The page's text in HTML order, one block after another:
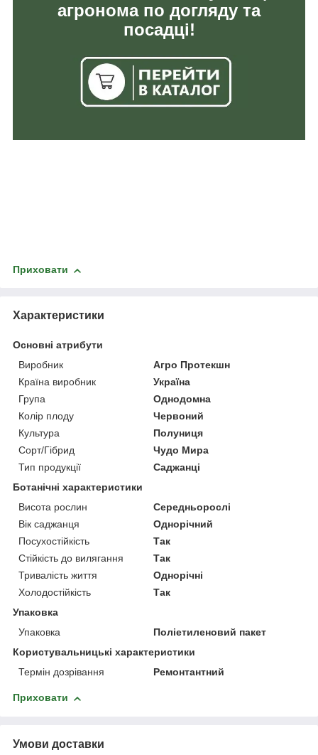
агронома по догляду та
посадці!
Приховати
Характеристики
Основні атрибути
Виробник
Агро Протекшн
Країна виробник
Україна
Група
Однодомна
Колір плоду
Червоний
Культура
Полуниця
Сорт/Гібрид
Чудо Мира
Тип продукції
Саджанці
Ботанічні характеристики
Висота рослин
Середньорослі
Вік саджанця
Однорічний
Посухостійкість
Так
Стійкість до вилягання
Так
Тривалість життя
Однорічні
Холодостійкість
Так
Упаковка
Упаковка
Поліетиленовий пакет
Користувальницькі характеристики
Термін дозрівання
Ремонтантний
Приховати
Умови доставки